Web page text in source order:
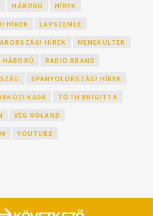
HÁBORÚ HÍREK
HÍREK LAPSZEMLE
HÍREK MENEKÜLTEK
HÁBORÚ RADIO BRAND
SPANYOLORSZÁGI HÍREK
KADA TÓTH BRIGITTA
VÉG ROLAND
YOUTUBE